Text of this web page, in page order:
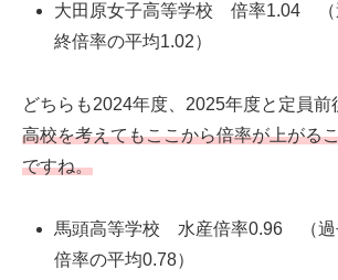
大田原女子高等学校 倍率1.04 （
終倍率の平均1.02）
どちらも2024年度、2025年度と定員前
高校を考えてもここから倍率が上がる
ですね。
馬頭高等学校 水産倍率0.96 （過
倍率の平均0.78）